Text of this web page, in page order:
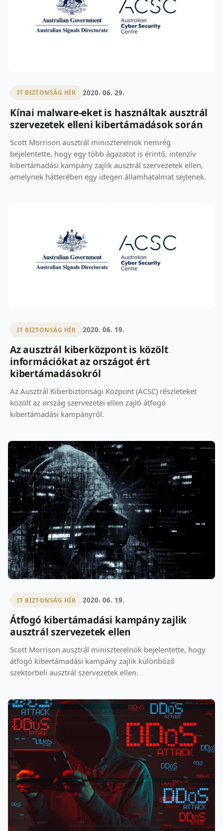
IT BIZTONSÁG HÍR 2020. 06. 29.
Kínai malware-eket is használtak ausztrál
szervezetek elleni kibertámadások során
Scott Morrison ausztrál miniszterelnök nemrég
bejelentette, hogy egy több ágazatot is érintő, intenzív
kibertámadási kampány zajlik ausztrál szervezetek ellen,
amelynek hátterében egy idegen államhatalmat sejtenek.
IT BIZTONSÁG HÍR 2020. 06. 19.
Az ausztrál kiberközpont is közölt
információkat az országot ért
kibertámadásokról
Az Ausztrál Kiberbiztonsági Központ (ACSC) részleteket
közölt az ország szervezetei ellen zajló átfogó
kibertámadási kampányról.
IT BIZTONSÁG HÍR 2020. 06. 19.
Átfogó kibertámadási kampány zajlik
ausztrál szervezetek ellen
Scott Morrison ausztrál miniszterelnök bejelentette, hogy
átfogó kibertámadási kampány zajlik különböző
szektorbeli ausztrál szervezetek ellen.